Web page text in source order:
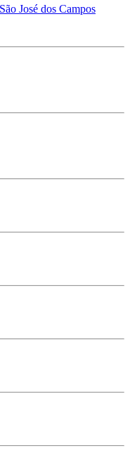
José dos Campos